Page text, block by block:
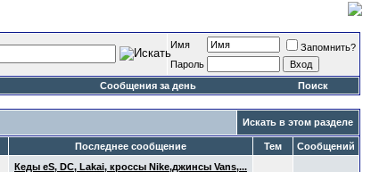
Имя
Запомнить?
Пароль
Сообщения за день Поиск
Искать в этом разделе
Последнее сообщение Тем Сообщений
Кеды eS, DC, Lakai, кроссы Nike,джинсы Vans,...